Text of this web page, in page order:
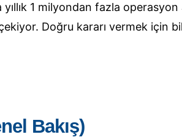
1 milyondan fazla
Doğru kararı vermek için
Bakış)